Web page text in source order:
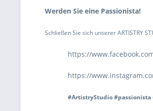
Werden Sie eine Passionista!
Schließen Sie sich unserer ARTISTRY
https://
https://
#ArtistryStudio #passionista